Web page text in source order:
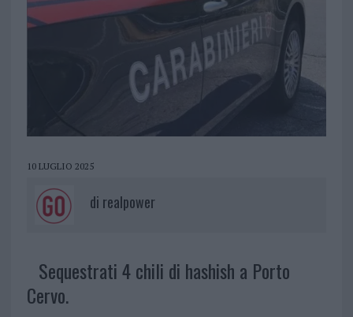
10 LUGLIO 2025
di realpower
Sequestrati 4 chili di hashish a Porto
Cervo.